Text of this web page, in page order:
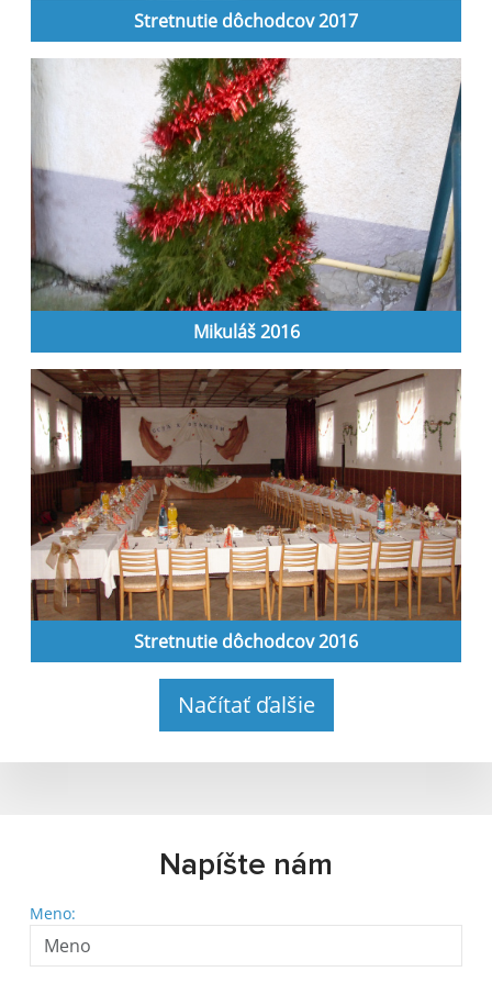
Stretnutie dôchodcov 2017
Mikuláš 2016
Stretnutie dôchodcov 2016
Načítať ďalšie
Napíšte nám
Meno: